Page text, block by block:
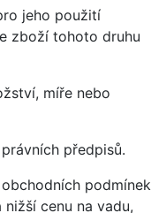
jeho použití
zboží tohoto druhu
míře nebo
předpisů.
podmínek
cenu na vadu,